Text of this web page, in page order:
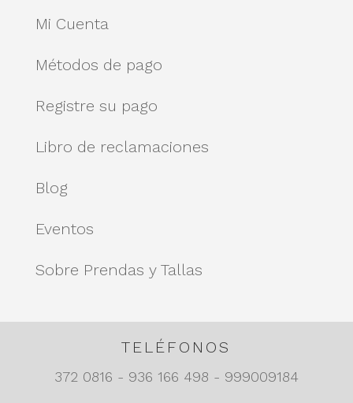
Mi Cuenta
Métodos de pago
Registre su pago
Libro de reclamaciones
Blog
Eventos
Sobre Prendas y Tallas
TELÉFONOS
372 0816 - 936 166 498 - 999009184